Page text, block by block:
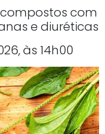
com
e diuréticas
às 14h00